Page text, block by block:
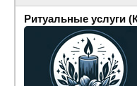
Ритуальные услуги